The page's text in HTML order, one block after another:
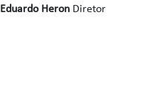
Eduardo Heron Diretor